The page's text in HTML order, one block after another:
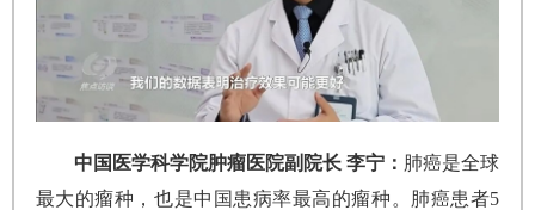
中国医学科学院肿瘤医院副院长 李宁： 肺癌是全球
最大的瘤种，也是中国患病率最高的瘤种。肺癌患者5